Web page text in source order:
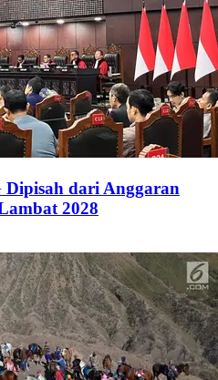
dari Anggaran
2028